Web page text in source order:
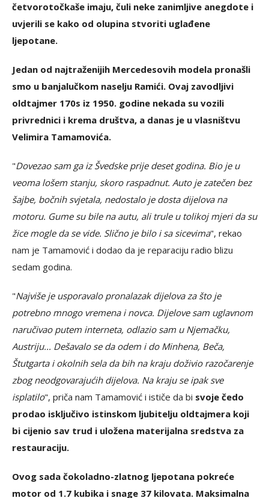
četvorotočkaše imaju, čuli neke zanimljive anegdote i
uvjerili se kako od olupina stvoriti uglađene
ljepotane.
Jedan od najtraženijih Mercedesovih modela pronašli
smo u banjalučkom naselju Ramići. Ovaj zavodljivi
oldtajmer 170s iz 1950. godine nekada su vozili
privrednici i krema društva, a danas je u vlasništvu
Velimira Tamamovića.
"Dovezao sam ga iz Švedske prije deset godina. Bio je u
veoma lošem stanju, skoro raspadnut. Auto je zatečen bez
šajbe, bočnih svjetala, nedostalo je dosta dijelova na
motoru. Gume su bile na autu, ali trule u tolikoj mjeri da su
žice mogle da se vide. Slično je bilo i sa sicevima", rekao
nam je Tamamović i dodao da je reparaciju radio blizu
sedam godina.
"Najviše je usporavalo pronalazak dijelova za što je
potrebno mnogo vremena i novca. Dijelove sam uglavnom
naručivao putem interneta, odlazio sam u Njemačku,
Austriju... Dešavalo se da odem i do Minhena, Beča,
Štutgarta i okolnih sela da bih na kraju doživio razočarenje
zbog neodgovarajućih dijelova. Na kraju se ipak sve
isplatilo", priča nam Tamamović i ističe da bi svoje čedo
prodao isključivo istinskom ljubitelju oldtajmera koji
bi cijenio sav trud i uložena materijalna sredstva za
restauraciju.
Ovog sada čokoladno-zlatnog ljepotana pokreće
motor od 1.7 kubika i snage 37 kilovata. Maksimalna